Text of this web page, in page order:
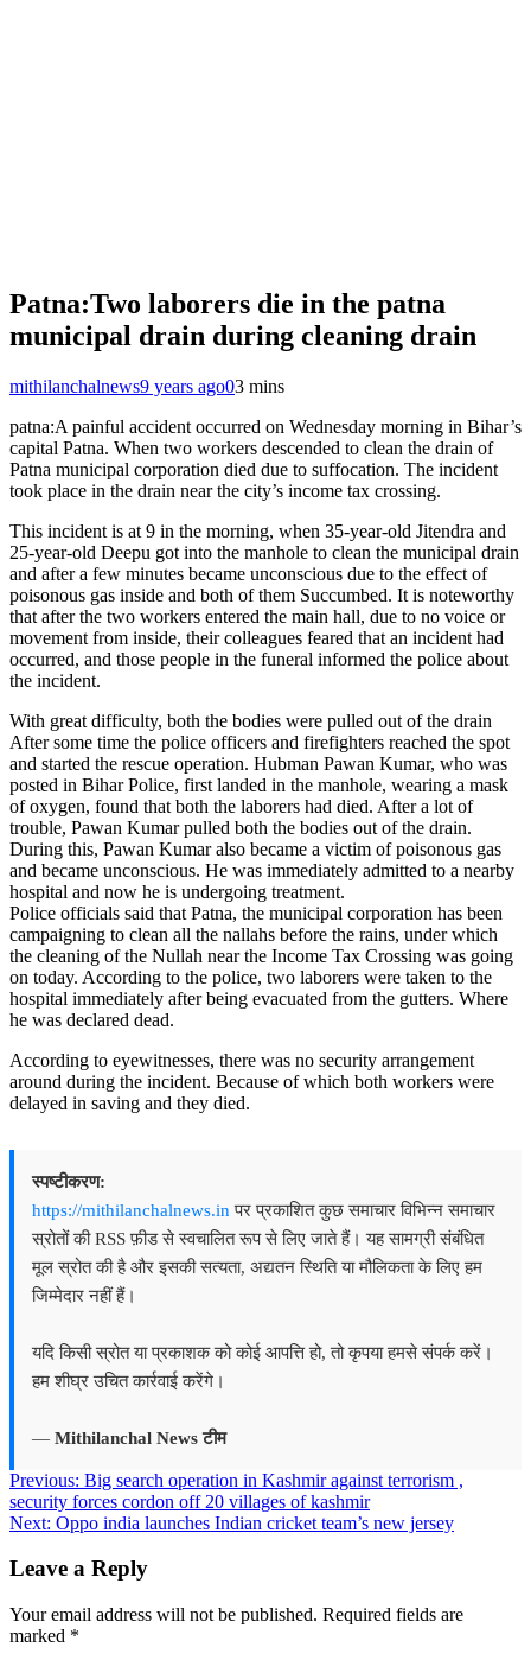
Patna:Two laborers die in the patna
municipal drain during cleaning drain
mithilanchalnews9 years ago03 mins
patna:A painful accident occurred on Wednesday morning in Bihar’s
capital Patna. When two workers descended to clean the drain of
Patna municipal corporation died due to suffocation. The incident
took place in the drain near the city’s income tax crossing.
This incident is at 9 in the morning, when 35-year-old Jitendra and
25-year-old Deepu got into the manhole to clean the municipal drain
and after a few minutes became unconscious due to the effect of
poisonous gas inside and both of them Succumbed. It is noteworthy
that after the two workers entered the main hall, due to no voice or
movement from inside, their colleagues feared that an incident had
occurred, and those people in the funeral informed the police about
the incident.
With great difficulty, both the bodies were pulled out of the drain
After some time the police officers and firefighters reached the spot
and started the rescue operation. Hubman Pawan Kumar, who was
posted in Bihar Police, first landed in the manhole, wearing a mask
of oxygen, found that both the laborers had died. After a lot of
trouble, Pawan Kumar pulled both the bodies out of the drain.
During this, Pawan Kumar also became a victim of poisonous gas
and became unconscious. He was immediately admitted to a nearby
hospital and now he is undergoing treatment.
Police officials said that Patna, the municipal corporation has been
campaigning to clean all the nallahs before the rains, under which
the cleaning of the Nullah near the Income Tax Crossing was going
on today. According to the police, two laborers were taken to the
hospital immediately after being evacuated from the gutters. Where
he was declared dead.
According to eyewitnesses, there was no security arrangement
around during the incident. Because of which both workers were
delayed in saving and they died.
स्पष्टीकरण:
https://mithilanchalnews.in पर प्रकाशित कुछ समाचार विभिन्न समाचार
स्रोतों की RSS फ़ीड से स्वचालित रूप से लिए जाते हैं। यह सामग्री संबंधित
मूल स्रोत की है और इसकी सत्यता, अद्यतन स्थिति या मौलिकता के लिए हम
जिम्मेदार नहीं हैं।
यदि किसी स्रोत या प्रकाशक को कोई आपत्ति हो, तो कृपया हमसे संपर्क करें।
हम शीघ्र उचित कार्रवाई करेंगे।
— Mithilanchal News टीम
Post
navigation
Previous: Big search operation in Kashmir against terrorism ,
security forces cordon off 20 villages of kashmir
Next: Oppo india launches Indian cricket team’s new jersey
Leave a Reply
Your email address will not be published. Required fields are
marked *